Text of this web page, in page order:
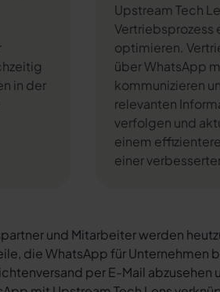
in der
Upstream Tech
Vertriebsprozess
optimieren.
über WhatsApp
kommunizieren
relevanten
verfolgen und
einem
einer
und Mitarbeiter werden
die WhatsApp für Unternehmen
per E-Mail abzusehen